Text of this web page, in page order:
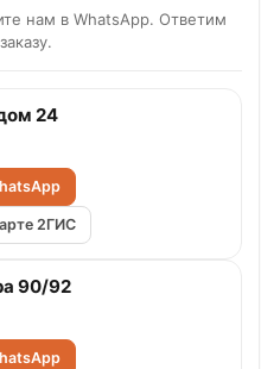
нам в WhatsApp. Ответим
24
2ГИС
90/92